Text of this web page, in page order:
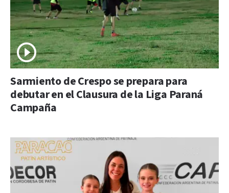
Sarmiento de Crespo se prepara para
debutar en el Clausura de la Liga Paraná
Campaña